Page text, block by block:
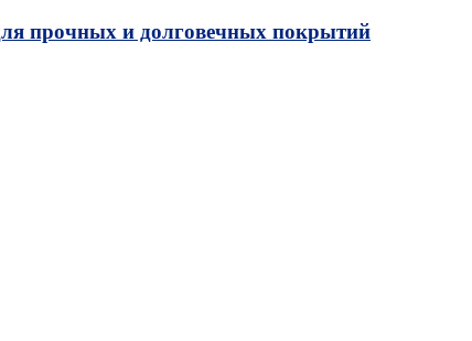
прочных и долговечных покрытий